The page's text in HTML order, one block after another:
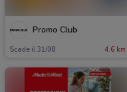
Promo Club
Scade il 31/08 4.6 km